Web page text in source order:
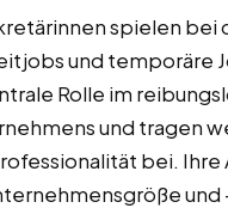
spielen bei
und temporäre
Rolle im
und tragen
bei. Ihre